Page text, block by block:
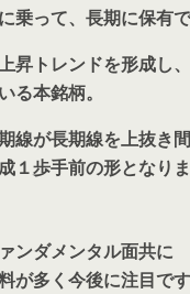
乗って、長期に保有で
昇トレンドを形成し、
る本銘柄。
線が長期線を上抜き
１歩手前の形となりま
ンダメンタル面共に
が多く今後に注目です